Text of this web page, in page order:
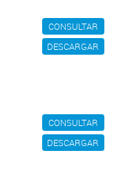
CONSULTAR
DESCARGAR
CONSULTAR
DESCARGAR